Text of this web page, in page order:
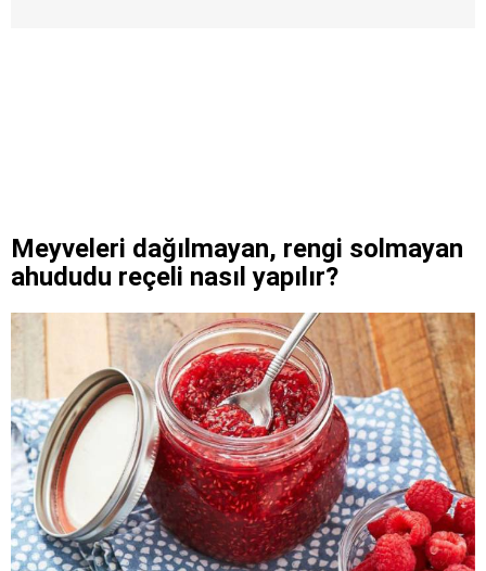
Meyveleri dağılmayan, rengi solmayan
ahududu reçeli nasıl yapılır?